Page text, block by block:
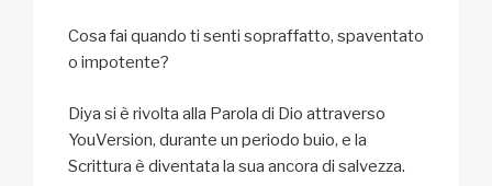
Cosa fai quando ti senti sopraffatto, spaventato
o impotente?
Diya si è rivolta alla Parola di Dio attraverso
YouVersion, durante un periodo buio, e la
Scrittura è diventata la sua ancora di salvezza.